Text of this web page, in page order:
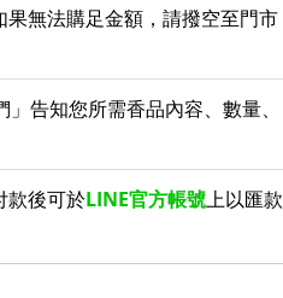
果無法購足金額，請撥空至門市
告知您所需香品內容、數量、
款後可於LINE官方帳號上以匯款